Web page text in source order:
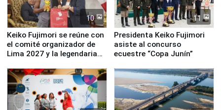
10
Keiko Fujimori se reúne con
el comité organizador de
Lima 2027 y la legendaria
11
Presidenta Keiko Fujimori
asiste al concurso
ecuestre “Copa Junín”